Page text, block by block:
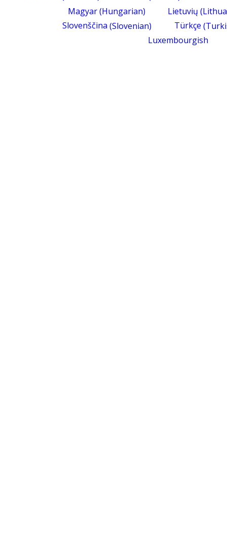
Magyar(Hungarian) Lietuvių (
Slovenščina (Slovenian) Türkçe (
Luxembourgish